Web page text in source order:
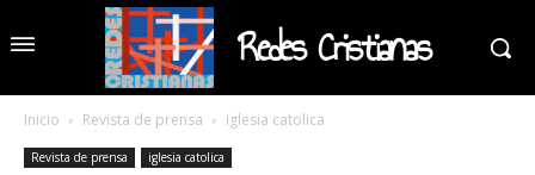
Redes Cristianas
Inicio Revista de prensa iglesia catolica
Revista de prensa iglesia catolica